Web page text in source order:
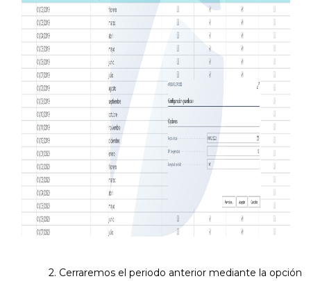
2. Cerraremos el periodo anterior mediante la opción